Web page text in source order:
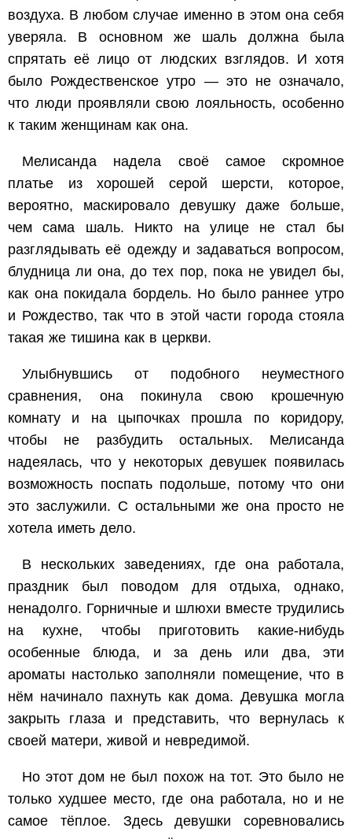
воздуха. В любом случае именно в этом она себя
уверяла. В основном же шаль должна была
cпрятать её лицо от людских взглядов. И хотя
было Рождественское утро — это не означало,
что люди проявляли свою лояльность, особенно
к таким женщинам как она.
Мелисанда надела своё самое скромное
платье из хорошей серой шерсти, которое,
вероятно, маскировало девушку даже больше,
чем сама шаль. Никто на улице не стал бы
разглядывать её одежду и задаваться вопросом,
блудница ли она, до тех пор, пока не увидел бы,
как она покидала бордель. Но было раннее утро
и Рождество, так что в этой части города стояла
такая же тишина как в церкви.
Улыбнувшись от подобного неуместного
сравнения, она покинула свою крошечную
комнату и на цыпочках прошла по коридору,
чтобы не разбудить остальных. Мелисанда
надеялась, что у некоторых девушек появилась
возможность поспать подольше, потому что они
это заслужили. С остальными же она просто не
хотела иметь дело.
В нескольких заведениях, где она работала,
праздник был поводом для отдыха, однако,
ненадолго. Горничные и шлюхи вместе трудились
на кухне, чтобы приготовить какие-нибудь
особенные блюда, и за день или два, эти
ароматы настолько заполняли помещение, что в
нём начинало пахнуть как дома. Девушка могла
закрыть глаза и представить, что вернулась к
своей матери, живой и невредимой.
Но этот дом не был похож на тот. Это было не
только худшее место, где она работала, но и не
самое тёплое. Здесь девушки соревновались